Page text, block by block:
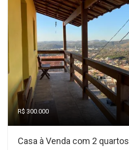
R$ 300.000
Casa à Venda com 2 quartos